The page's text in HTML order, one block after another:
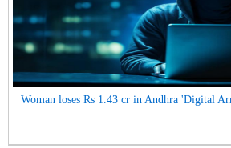
Woman loses Rs 1.43 cr in Andhra 'Digital